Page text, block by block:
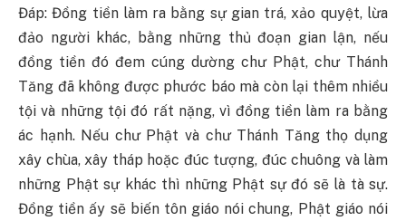
Đáp: Đồng tiền làm ra bằng sự gian trá, xảo quyệt, lừa
đảo người khác, bằng những thủ đoạn gian lận, nếu
đồng tiền đó đem cúng dường chư Phật, chư Thánh
Tăng đã không được phước báo mà còn lại thêm nhiều
tội và những tội đó rất nặng, vì đồng tiền làm ra bằng
ác hạnh. Nếu chư Phật và chư Thánh Tăng thọ dụng
xây chùa, xây tháp hoặc đúc tượng, đúc chuông và làm
những Phật sự khác thì những Phật sự đó sẽ là tà sự.
Đồng tiền ấy sẽ biến tôn giáo nói chung, Phật giáo nói